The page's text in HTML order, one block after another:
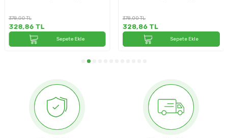
378,00TL
328,86TL
Sepete Ekle
378,00TL
328,86TL
Sepete Ekle